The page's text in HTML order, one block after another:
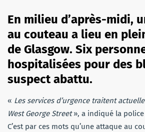
En milieu d’après-midi,
au couteau a lieu en
de Glasgow. Six
hospitalisées pour des
suspect abattu.
« Les services d’urgence traitent
West George Street», a indiqué la police
C’est par ces mots qu’une attaque au